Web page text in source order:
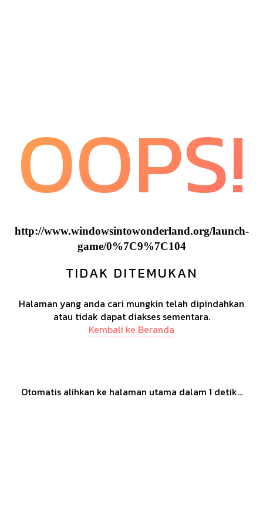
OOPS!
http://www.windowsintowonderland.org/launch-
game/0%7C9%7C104
TIDAK DITEMUKAN
Halaman yang anda cari mungkin telah dipindahkan
atau tidak dapat diakses sementara.
Kembali ke Beranda
Otomatis alihkan ke halaman utama dalam 1 detik...